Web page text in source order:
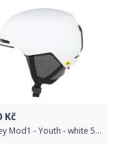
Kč
Oakley Mod1 - Youth - white 53-57